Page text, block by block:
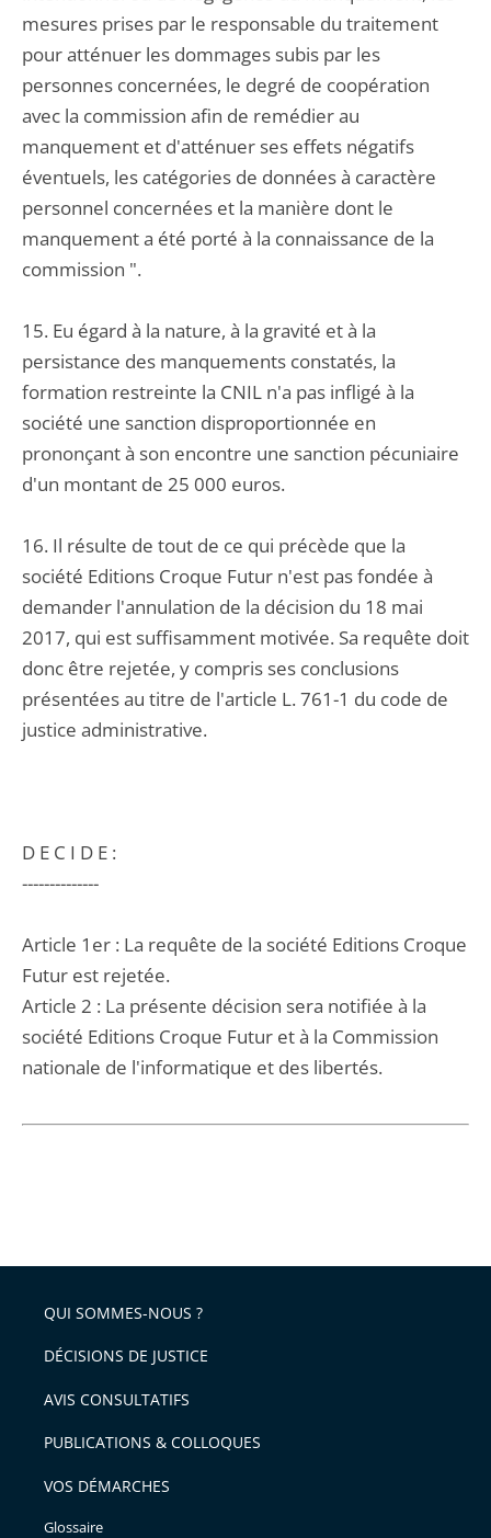
mesures prises par le responsable du traitement
pour atténuer les dommages subis par les
personnes concernées, le degré de coopération
avec la commission afin de remédier au
manquement et d'atténuer ses effets négatifs
éventuels, les catégories de données à caractère
personnel concernées et la manière dont le
manquement a été porté à la connaissance de la
commission ".
15. Eu égard à la nature, à la gravité et à la
persistance des manquements constatés, la
formation restreinte la CNIL n'a pas infligé à la
société une sanction disproportionnée en
prononçant à son encontre une sanction pécuniaire
d'un montant de 25 000 euros.
16. Il résulte de tout de ce qui précède que la
société Editions Croque Futur n'est pas fondée à
demander l'annulation de la décision du 18 mai
2017, qui est suffisamment motivée. Sa requête doit
donc être rejetée, y compris ses conclusions
présentées au titre de l'article L. 761-1 du code de
justice administrative.
D E C I D E :
--------------
Article 1er : La requête de la société Editions Croque
Futur est rejetée.
Article 2 : La présente décision sera notifiée à la
société Editions Croque Futur et à la Commission
nationale de l'informatique et des libertés.
QUI SOMMES-NOUS ?
DÉCISIONS DE JUSTICE
AVIS CONSULTATIFS
PUBLICATIONS & COLLOQUES
VOS DÉMARCHES
Glossaire